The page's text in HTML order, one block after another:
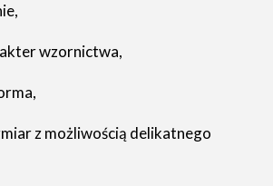
wzornictwa,
z możliwością delikatnego